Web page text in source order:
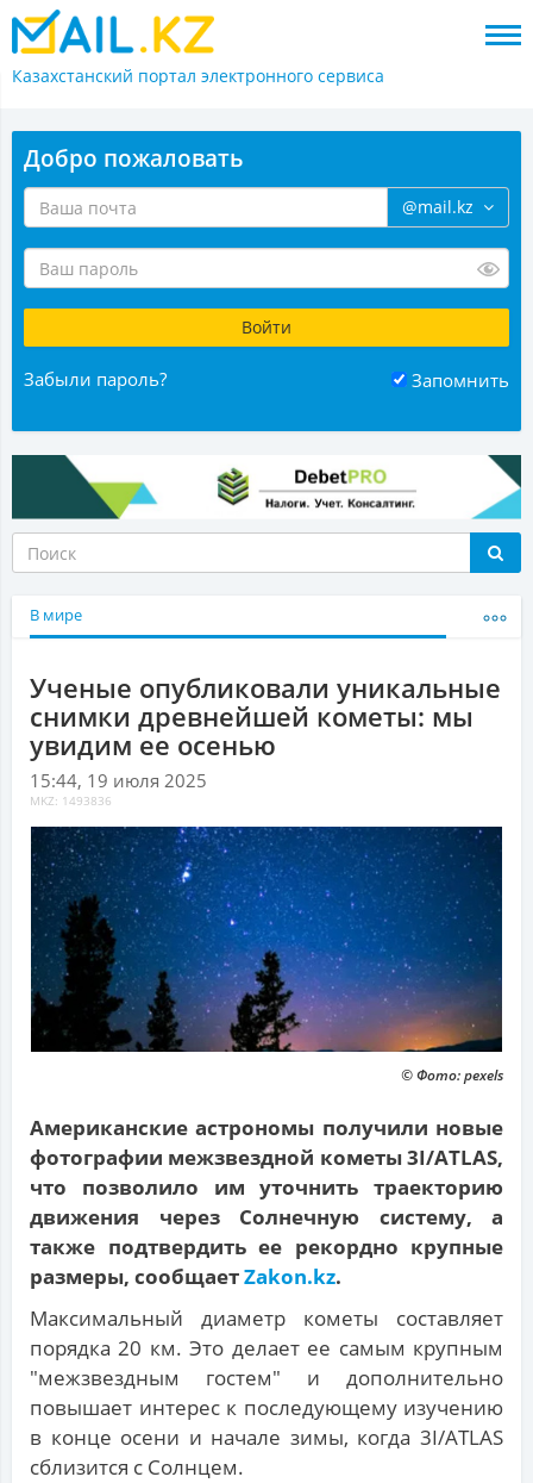
Казахстанский портал электронного сервиса
Добро пожаловать
@mail.kz
Забыли пароль? Запомнить
В мире
Ученые опубликовали уникальные
снимки древнейшей кометы: мы
увидим ее осенью
15:44, 19 июля 2025
MKZ: 1493836
© Фото: pexels
Американские астрономы получили новые
фотографии межзвездной кометы 3I/ATLAS,
что позволило им уточнить траекторию
движения через Солнечную систему, а
также подтвердить ее рекордно крупные
размеры, сообщаетZakon.kz.
Максимальный диаметр кометы составляет
порядка 20 км. Это делает ее самым крупным
"межзвездным гостем" и дополнительно
повышает интерес к последующему изучению
в конце осени и начале зимы, когда 3I/ATLAS
сблизится с Солнцем.